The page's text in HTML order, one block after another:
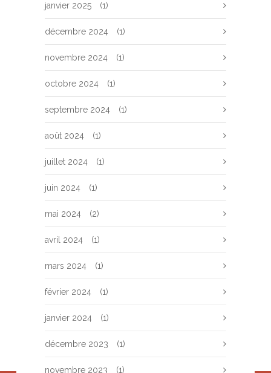
janvier 2025 (1)
décembre 2024 (1)
novembre 2024 (1)
octobre 2024 (1)
septembre 2024 (1)
août 2024 (1)
juillet 2024 (1)
juin 2024 (1)
mai 2024 (2)
avril 2024 (1)
mars 2024 (1)
février 2024 (1)
janvier 2024 (1)
décembre 2023 (1)
novembre 2023 (1)